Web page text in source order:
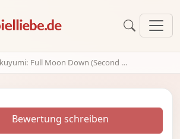
Full Moon Down (Second Edition)
Bewertung schreiben